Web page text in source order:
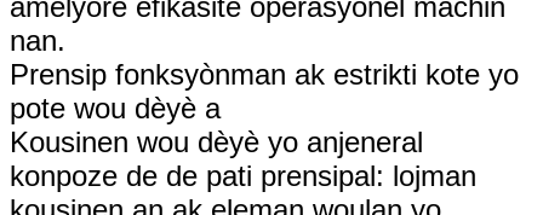
amelyore efikasite operasyonèl machin
nan.
Prensip fonksyònman ak estrikti kote yo
pote wou dèyè a
Kousinen wou dèyè yo anjeneral
konpoze de de pati prensipal: lojman